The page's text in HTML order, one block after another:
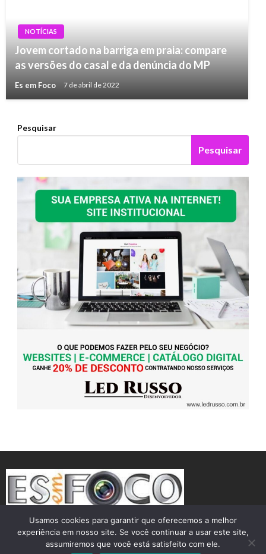
NOTÍCIAS
Jovem cortado na barriga em praia: compare
as versões do casal e da denúncia do MP
Es em Foco 7 de abril de 2022
Pesquisar
Pesquisar
Usamos cookies para garantir que oferecemos a melhor
experiência em nosso site. Se você continuar a usar este site,
assumiremos que você está satisfeito com ele.